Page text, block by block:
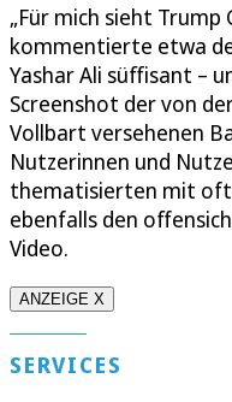
„Für mich sieht Trump
kommentierte etwa
Yashar Ali süffisant –
Screenshot der von
Vollbart versehenen
Nutzerinnen und
thematisierten mit
ebenfalls den
Video.
ANZEIGE X
SERVICES